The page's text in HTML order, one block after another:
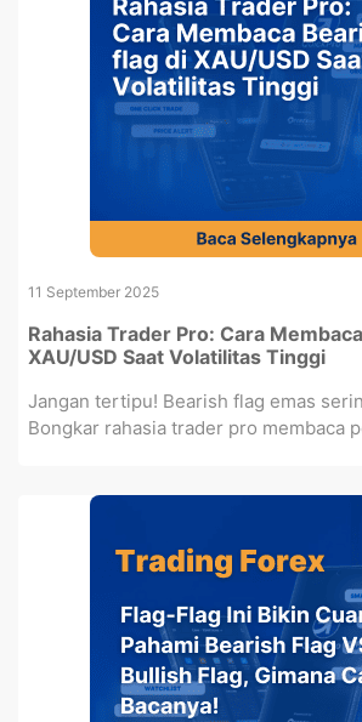
11 September 2025
Rahasia Trader Pro: Cara
XAU/USD Saat Volatilitas Tinggi
Jangan tertipu! Bearish flag emas
Bongkar rahasia trader pro membaca